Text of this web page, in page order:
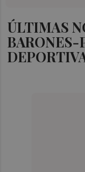
ÚLTIMAS
BARONES-